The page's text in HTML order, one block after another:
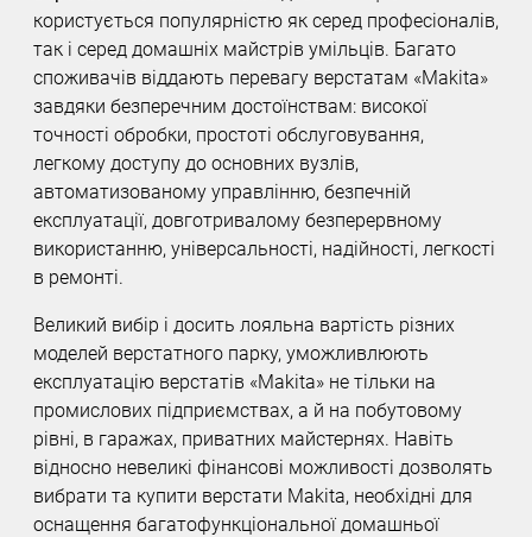
користується популярністю як серед професіоналів,
так і серед домашніх майстрів умільців. Багато
споживачів віддають перевагу верстатам «Makita»
завдяки безперечним достоїнствам: високої
точності обробки, простоті обслуговування,
легкому доступу до основних вузлів,
автоматизованому управлінню, безпечній
експлуатації, довготривалому безперервному
використанню, універсальності, надійності, легкості
в ремонті.
Великий вибір і досить лояльна вартість різних
моделей верстатного парку, уможливлюють
експлуатацію верстатів «Makita» не тільки на
промислових підприємствах, а й на побутовому
рівні, в гаражах, приватних майстернях. Навіть
відносно невеликі фінансові можливості дозволять
вибрати та купити верстати Makita, необхідні для
оснащення багатофункціональної домашньої